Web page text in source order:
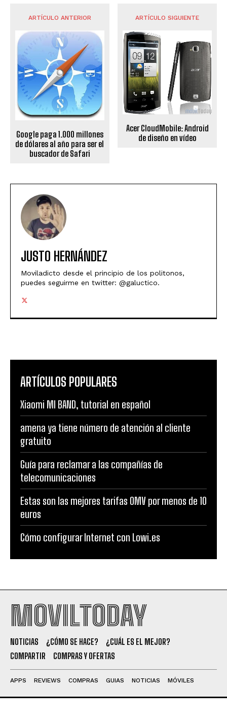
ARTÍCULO ANTERIOR
Google paga 1.000 millones
de dólares al año para ser el
buscador de Safari
ARTÍCULO SIGUIENTE
Acer CloudMobile: Android
de diseño en vídeo
JUSTO HERNÁNDEZ
Moviladicto desde el principio de los politonos,
puedes seguirme en twitter: @galuctico.
ARTÍCULOS POPULARES
Xiaomi MI BAND, tutorial en español
amena ya tiene número de atención al cliente
gratuito
Guía para reclamar a las compañías de
telecomunicaciones
Estas son las mejores tarifas OMV por menos de 10
euros
Cómo configurar Internet con Lowi.es
MOVILTODAY
NOTICIAS ¿CÓMO SE HACE?
¿CUÁL ES EL MEJOR?
COMPARTIR
COMPRAS Y OFERTAS
APPS REVIEWS COMPRAS GUIAS NOTICIAS MÓVILES